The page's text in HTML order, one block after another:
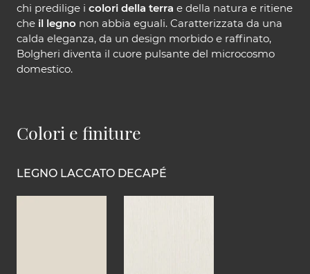
chi predilige i colori della terra e della natura e ritiene
che il legno non abbia eguali. Caratterizzata da una
calda eleganza, da un design morbido e raffinato,
Bolgheri diventa il cuore pulsante del microcosmo
domestico.
Colori e finiture
LEGNO LACCATO DECAPÉ